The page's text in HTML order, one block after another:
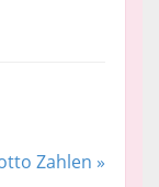
Zahlen »